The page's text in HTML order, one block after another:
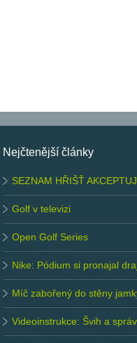
Nejčtenější články
SEZNAM HŘIŠŤ
Golf v televizi
Open Golf Series
Nike: Pódium si pronajal
Míč zabořený do stěny
Videoinstrukce: Švih a